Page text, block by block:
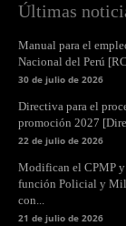
Últimas
Manual para el
Nacional del Perú
30 de julio de 2026
Directiva para el
promoción 2027
22 de julio de 2026
Modifican el CPMP y
función Policial y
con...
21 de julio de 2026